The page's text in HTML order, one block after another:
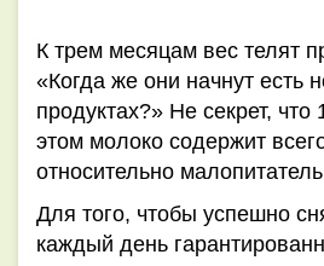
К трем месяцам вес телят
«Когда же они начнут есть
продуктах?» Не секрет,
этом молоко содержит
относительно
Для того, чтобы успешно
каждый день